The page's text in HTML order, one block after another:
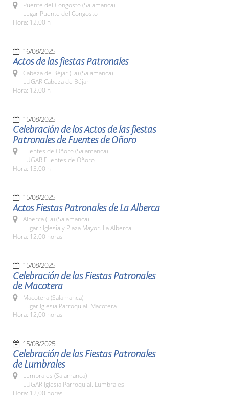
Puente del Congosto (Salamanca)
Lugar Puente del Congosto
Hora: 12,00 h
16/08/2025
Actos de las fiestas Patronales
Cabeza de Béjar (La) (Salamanca)
LUGAR Cabeza de Béjar
Hora: 12,00 h
15/08/2025
Celebración de los Actos de las fiestas
Patronales de Fuentes de Oñoro
Fuentes de Oñoro (Salamanca)
LUGAR Fuentes de Oñoro
Hora: 13,00 h
15/08/2025
Actos Fiestas Patronales de La Alberca
Alberca (La) (Salamanca)
Lugar : Iglesia y Plaza Mayor. La Alberca
Hora: 12,00 horas
15/08/2025
Celebración de las Fiestas Patronales
de Macotera
Macotera (Salamanca)
Lugar Iglesia Parroquial. Macotera
Hora: 12,00 horas
15/08/2025
Celebración de las Fiestas Patronales
de Lumbrales
Lumbrales (Salamanca)
LUGAR Iglesia Parroquial. Lumbrales
Hora: 12,00 horas